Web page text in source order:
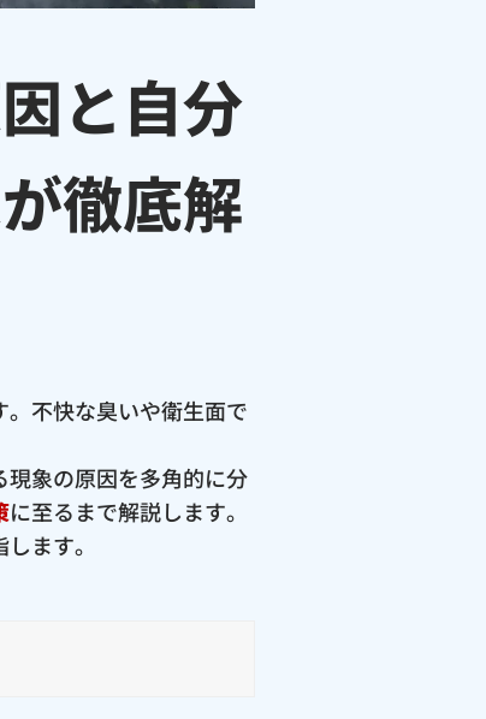
と自分
徹底解
不快な臭いや衛生面で
象の原因を多角的に分
に至るまで解説します。
ます。